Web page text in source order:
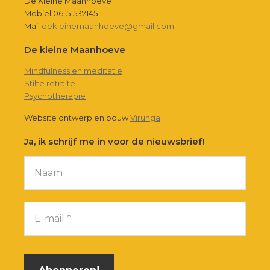
Mobiel 06-51537145
Mail dekleinemaanhoeve@gmail.com
De kleine Maanhoeve
Mindfulness en meditatie
Stilte retraite
Psychotherapie
Website ontwerp en bouwVirunga
Ja, ik schrijf me in voor de nieuwsbrief!